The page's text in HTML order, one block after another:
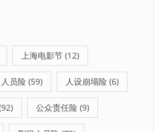
上海电影节 (12)
人员险 (59) 人设崩塌险 (6)
公众责任险 (9)